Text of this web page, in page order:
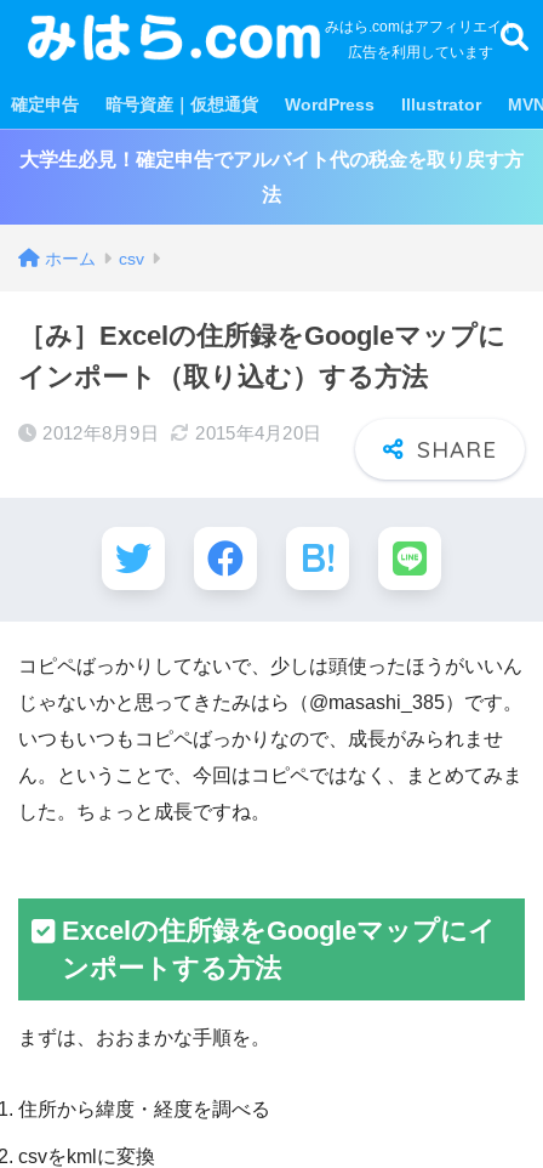
みはら.comはアフィリエイト
広告を利用しています
確定申告 暗号資産｜仮想通貨 WordPress Illustrator
大学生必見！確定申告でアルバイト代の税金を取り戻す方
法
ホーム csv
［み］Excelの住所録をGoogleマップに
インポート（取り込む）する方法
2012年8月9日 2015年4月20日
コピペばっかりしてないで、少しは頭使ったほうがいいん
じゃないかと思ってきたみはら（@masashi_385）です。
いつもいつもコピペばっかりなので、成長がみられませ
ん。ということで、今回はコピペではなく、まとめてみま
した。ちょっと成長ですね。
Excelの住所録をGoogleマップにイ
ンポートする方法
まずは、おおまかな手順を。
住所から緯度・経度を調べる
csvをkmlに変換